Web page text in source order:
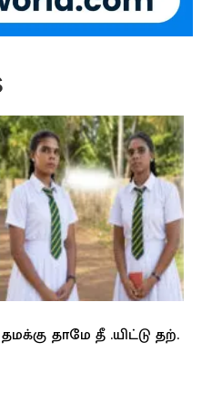
தாமே தீ .யிட்டு தற்.